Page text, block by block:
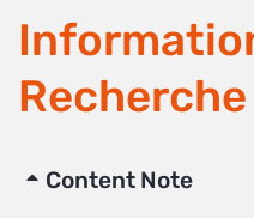
Recherche
Content Note